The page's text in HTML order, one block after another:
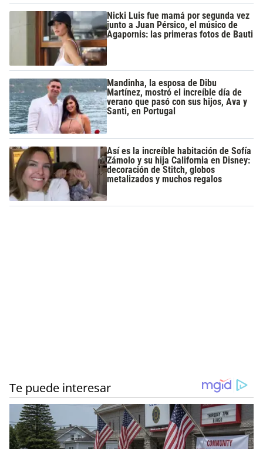
Nicki Luis fue mamá por segunda vez
junto a Juan Pérsico, el músico de
Agapornis: las primeras fotos de Bauti
Mandinha, la esposa de Dibu
Martínez, mostró el increíble día de
verano que pasó con sus hijos, Ava y
Santi, en Portugal
Así es la increíble habitación de Sofía
Zámolo y su hija California en Disney:
decoración de Stitch, globos
metalizados y muchos regalos